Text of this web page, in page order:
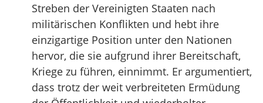
Streben der Vereinigten Staaten nach
militärischen Konflikten und hebt ihre
einzigartige Position unter den Nationen
hervor, die sie aufgrund ihrer Bereitschaft,
Kriege zu führen, einnimmt. Er argumentiert,
dass trotz der weit verbreiteten Ermüdung